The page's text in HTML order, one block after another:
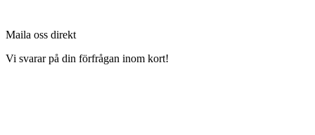
Maila oss direkt
Vi svarar på din förfrågan inom kort!